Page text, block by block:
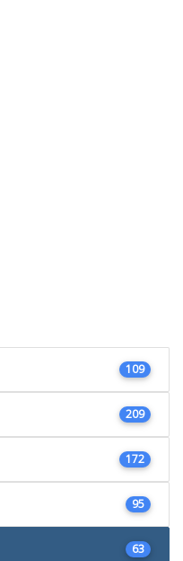
109
209
172
95
63